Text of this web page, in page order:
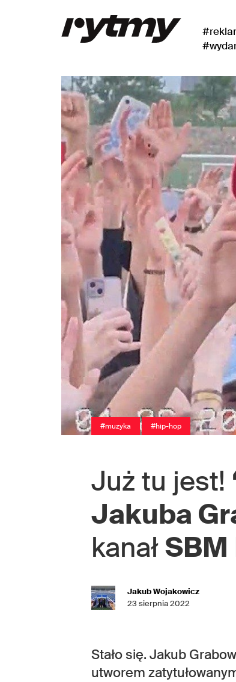
#muzyka #hip-hop
Już tu jest!
Jakuba
kanałSBM
Jakub Wojakowicz
23 sierpnia 2022
Stało się. Jakub
utworem